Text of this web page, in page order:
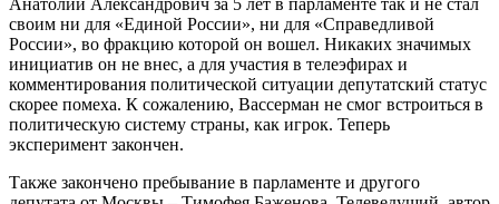
своим ни для «Единой России», ни для «Справедливой
России», во фракцию которой он вошел. Никаких значимых
инициатив он не внес, а для участия в телеэфирах и
комментирования политической ситуации депутатский статус
скорее помеха. К сожалению, Вассерман не смог встроиться в
политическую систему страны, как игрок. Теперь
эксперимент закончен.
Также закончено пребывание в парламенте и другого